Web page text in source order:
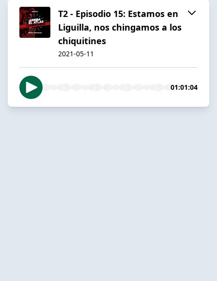
T2 - Episodio 15: Estamos en
Liguilla, nos chingamos a los
chiquitines
2021-05-11
01:01:04